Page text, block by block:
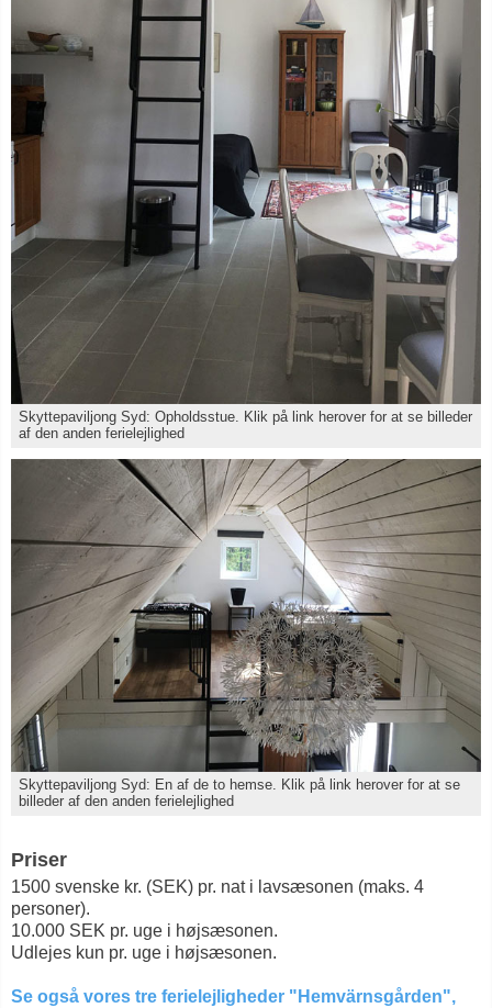
Skyttepaviljong Syd: Opholdsstue. Klik på link herover for at se billeder
af den anden ferielejlighed
Skyttepaviljong Syd: En af de to hemse. Klik på link herover for at se
billeder af den anden ferielejlighed
Priser
1500 svenske kr. (SEK) pr. nat i lavsæsonen (maks. 4
personer).
10.000 SEK pr. uge i højsæsonen.
Udlejes kun pr. uge i højsæsonen.
Se også vores tre ferielejligheder "Hemvärnsgården",